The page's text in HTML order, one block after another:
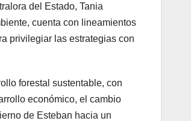
del Estado, Tania
cuenta con lineamientos
privilegiar las estrategias con
forestal sustentable, con
económico, el cambio
de Esteban hacia un